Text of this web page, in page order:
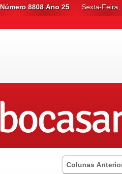
Número 8808 Ano 25 Sexta-
Colunas